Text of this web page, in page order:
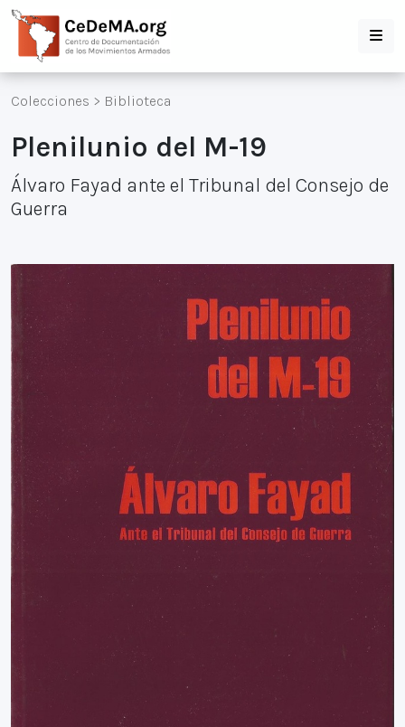
Colecciones > Biblioteca
Plenilunio del M-19
Álvaro Fayad ante el Tribunal del Consejo de
Guerra